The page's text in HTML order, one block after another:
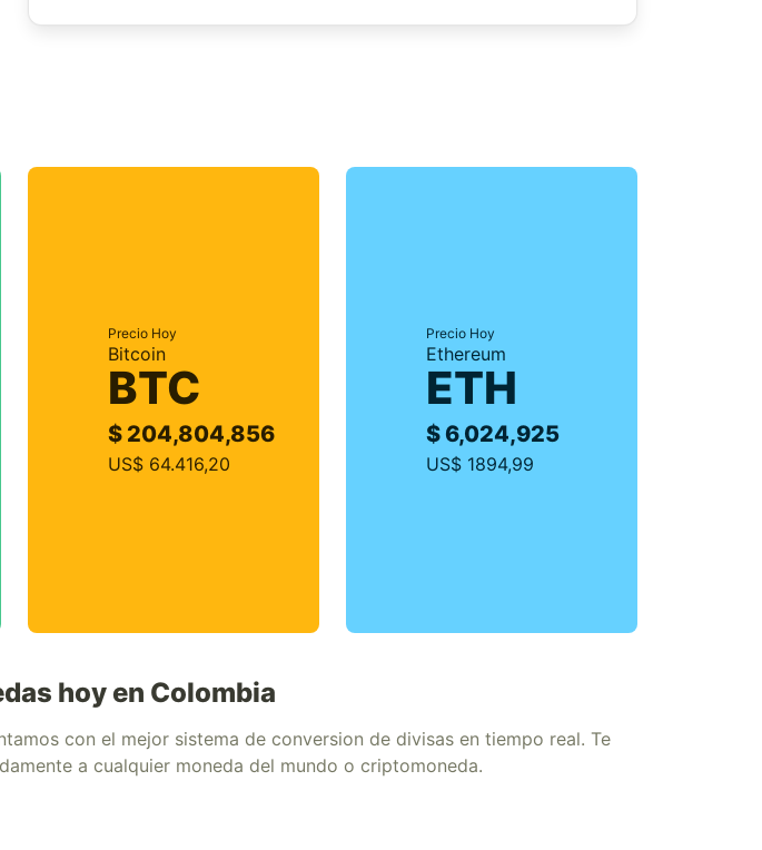
Precio Hoy
Bitcoin
BTC
$ 204,804,856
US$ 64.416,20
Precio Hoy
Ethereum
ETH
$ 6,024,925
US$ 1894,99
hoy en Colombia
con el mejor sistema de conversion de divisas en tiempo real. Te
a cualquier moneda del mundo o criptomoneda.